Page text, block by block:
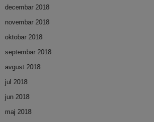
decembar 2018
novembar 2018
oktobar 2018
septembar 2018
avgust 2018
jul 2018
jun 2018
maj 2018